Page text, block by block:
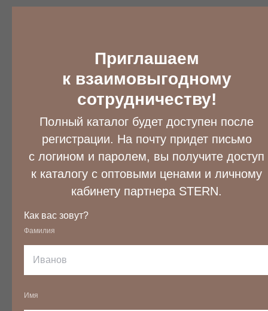
Приглашаем
к взаимовыгодному
сотрудничеству!
Полный каталог будет доступен после
регистрации. На почту придет письмо
с логином и паролем, вы получите доступ
к каталогу с оптовыми ценами и личному
кабинету партнера STERN.
Как вас зовут?
Фамилия
Имя
ОПИСАНИЕ КОЛЛЕКЦИИ
Женские футболки оптом
Классические футболки бренда Stern сочетают
простоту, комфорт и универсальность. Эти
классические изделия отличаются
разнообразием фасонов, цветов и принтов, что
позволяет каждому найти свою идеальную
обеспечиваете свой магазин актуальными и
качественными товарами с доступными ценами.
другими элементами одежды. Они могут